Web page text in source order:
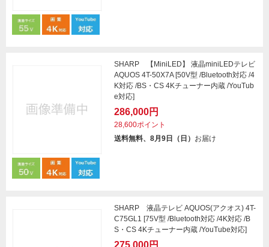
SHARP 【MiniLED】 液晶miniLEDテレビ
AQUOS 4T-50X7A [50V型 /Bluetooth対応 /4
K対応 /BS・CS 4Kチューナー内蔵 /YouTub
e対応]
286,000円
28,600ポイント
送料無料、8月9日（日） お届け
SHARP 液晶テレビ AQUOS(アクオス) 4T-
C75GL1 [75V型 /Bluetooth対応 /4K対応 /B
S・CS 4Kチューナー内蔵 /YouTube対応]
275,000円